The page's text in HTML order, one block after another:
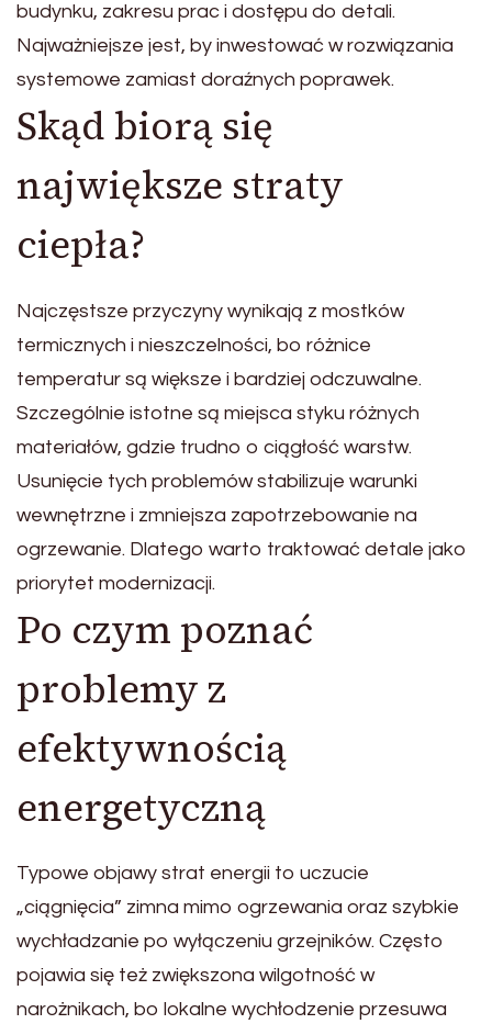
budynku, zakresu prac i dostępu do detali.
Najważniejsze jest, by inwestować w rozwiązania
systemowe zamiast doraźnych poprawek.
Skąd biorą się
największe straty
ciepła?
Najczęstsze przyczyny wynikają z mostków
termicznych i nieszczelności, bo różnice
temperatur są większe i bardziej odczuwalne.
Szczególnie istotne są miejsca styku różnych
materiałów, gdzie trudno o ciągłość warstw.
Usunięcie tych problemów stabilizuje warunki
wewnętrzne i zmniejsza zapotrzebowanie na
ogrzewanie. Dlatego warto traktować detale jako
priorytet modernizacji.
Po czym poznać
problemy z
efektywnością
energetyczną
Typowe objawy strat energii to uczucie
„ciągnięcia” zimna mimo ogrzewania oraz szybkie
wychładzanie po wyłączeniu grzejników. Często
pojawia się też zwiększona wilgotność w
narożnikach, bo lokalne wychłodzenie przesuwa